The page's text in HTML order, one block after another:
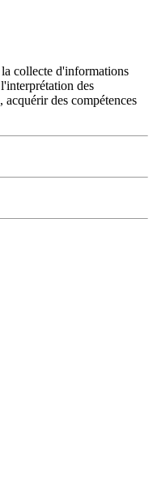
collecte d'informations
des
des compétences